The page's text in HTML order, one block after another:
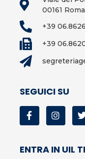
00161 Roma
+39
+39
SEGUICI SU
ENTRA IN UIL